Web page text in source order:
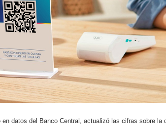
datos del Banco Central, actualizó las cifras sobre la